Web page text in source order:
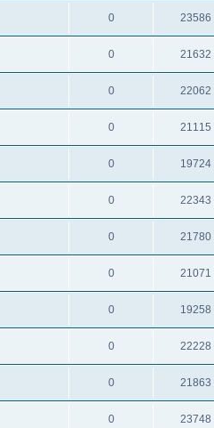
0 23586
0 21632
0 22062
0 21115
0 19724
0 22343
0 21780
0 21071
0 19258
0 22228
0 21863
0 23748